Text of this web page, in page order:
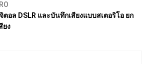
อล DSLR และบันทึกเสียงแบบสเตอริโอ ยก
ยง